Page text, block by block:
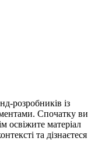
розробників із
Спочатку ви
освіжите матеріал
та дізнаєтеся